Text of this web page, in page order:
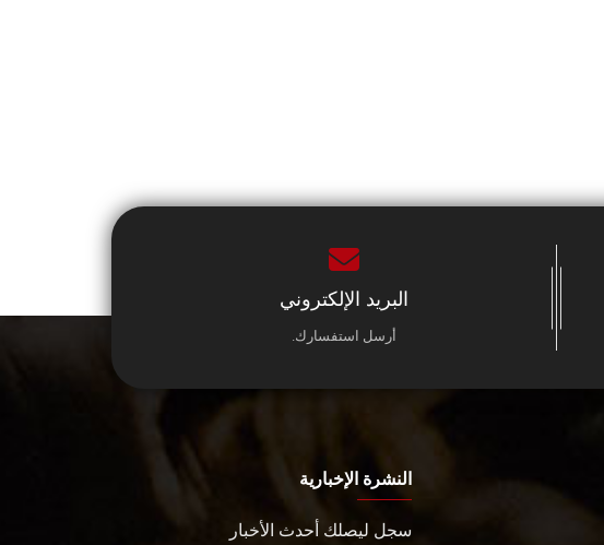
البريد الإلكتروني
أرسل استفسارك.
النشرة الإخبارية
سجل ليصلك أحدث الأخبار